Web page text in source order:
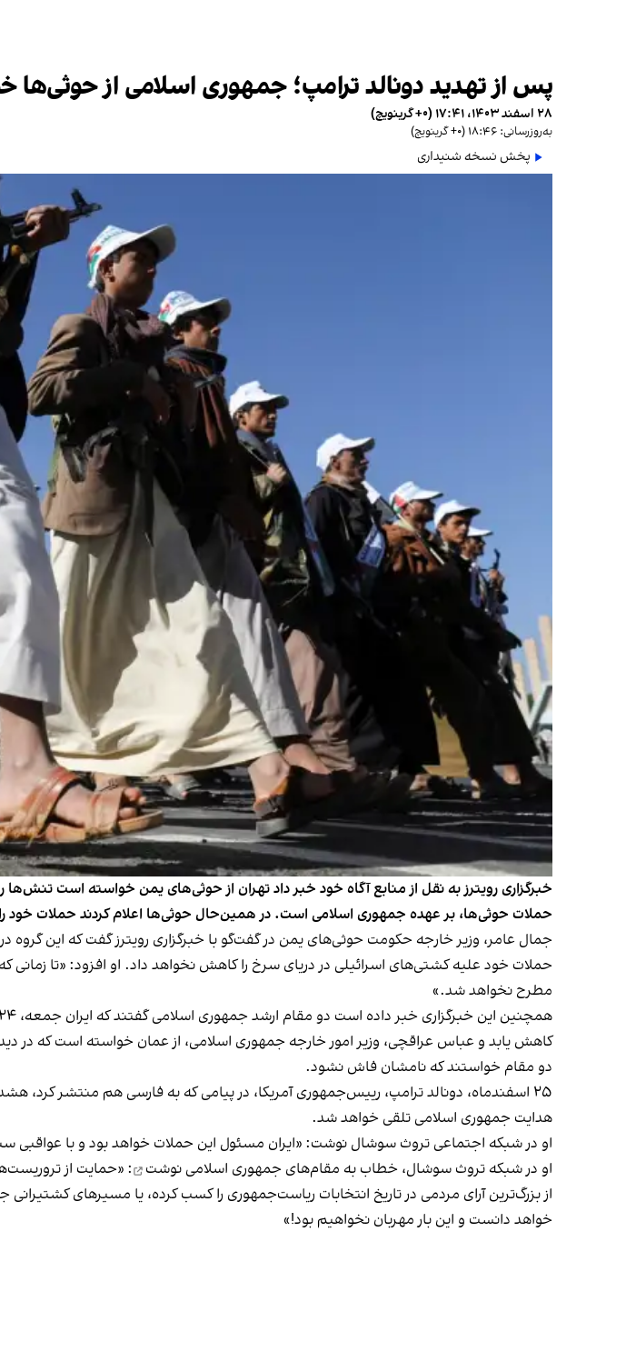
پس از تهدید دونالد ترامپ؛ جمهوری اسلامی از
۲۸ اسفند ۱۴۰۳، ۱۷:۴۱ (‎+۰ گرینویچ)
به‌روزرسانی: ۱۸:۴۶ (‎+۰ گرینویچ)
پخش نسخه شنیداری
خبرگزاری رویترز به نقل از منابع آگاه خود خبر داد تهران از حوثی‌های یمن خواسته است
حملات حوثی‌ها، بر عهده جمهوری اسلامی است. در همین‌حال حوثی‌ها اعلام کردند حملات خود
جمال عامر، وزیر خارجه حکومت حوثی‌های یمن در گفت‌گو با خبرگزاری رویترز گفت که این گروه
حملات خود علیه کشتی‌های اسرائیلی در دریای سرخ را کاهش نخواهد داد. او افزود: «تا
مطرح نخواهد شد.»
کاهش یابد و عباس عراقچی، وزیر امور خارجه جمهوری اسلامی، از عمان خواسته است که در
دو مقام خواستند که نامشان فاش نشود.
۲۵ اسفندماه، دونالد ترامپ، رییس‌جمهوری آمریکا، در پیامی که به فارسی هم منتشر
هدایت جمهوری اسلامی تلقی خواهد شد.
او در شبکه اجتماعی تروث سوشال نوشت: «ایران مسئول این حملات خواهد بود و با عواقبی
او در شبکه تروث سوشال، خطاب به مقام‌های جمهوری اسلامی نوشت
: «حمایت از
از بزرگ‌ترین آرای مردمی در تاریخ انتخابات ریاست‌جمهوری را کسب کرده، یا مسیرهای کشتیرانی
خواهد دانست و این بار مهربان نخواهیم بود!»